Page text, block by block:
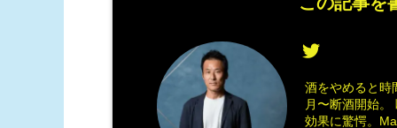
酒をやめると時
月〜断酒開始
効果に驚愕。